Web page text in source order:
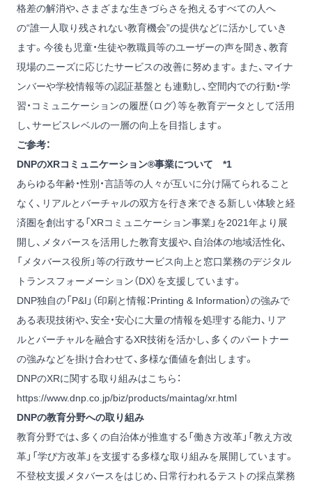
格差の解消や、さまざまな生きづらさを抱えるすべての人へ
の“誰一人取り残されない教育機会”の提供などに活かしていき
ます。今後も児童・生徒や教職員等のユーザーの声を聞き、教育
現場のニーズに応じたサービスの改善に努めます。また、マイナ
ンバーや学校情報等の認証基盤とも連動し、空間内での行動・学
習・コミュニケーションの履歴（ログ）等を教育データとして活用
し、サービスレベルの一層の向上を目指します。
ご参考：
DNPのXRコミュニケーション®事業について *1
あらゆる年齢・性別・言語等の人々が互いに分け隔てられること
なく、リアルとバーチャルの双方を行き来できる新しい体験と経
済圏を創出する「XRコミュニケーション事業」を2021年より展
開し、メタバースを活用した教育支援や、自治体の地域活性化、
「メタバース役所」等の行政サービス向上と窓口業務のデジタル
トランスフォーメーション（DX）を支援しています。
DNP独自の「P&I」（印刷と情報：Printing & Information）の強みで
ある表現技術や、安全・安心に大量の情報を処理する能力、リア
ルとバーチャルを融合するXR技術を活かし、多くのパートナー
の強みなどを掛け合わせて、多様な価値を創出します。
DNPのXRに関する取り組みはこちら：
https://www.dnp.co.jp/biz/products/maintag/xr.html
DNPの教育分野への取り組み
教育分野では、多くの自治体が推進する「働き方改革」「教え方改
革」「学び方改革」を支援する多様な取り組みを展開しています。
不登校支援メタバースをはじめ、日常行われるテストの採点業務